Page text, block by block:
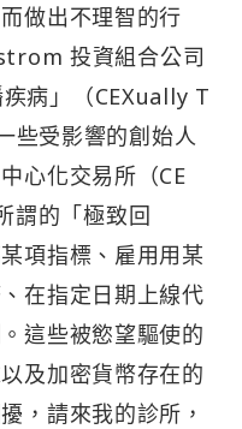
做出不理智的行
投資組合公司
病」（CEXually T
受影響的創始人
心化交易所（CE
謂的「極致回
項指標、雇用用某
在指定日期上線代
這些被慾望驅使的
及加密貨幣存在的
，請來我的診所，